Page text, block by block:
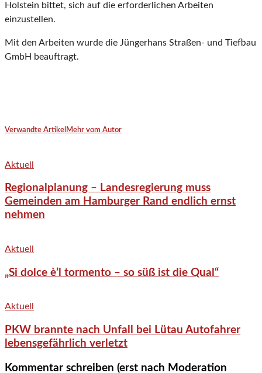
Holstein bittet, sich auf die erforderlichen Arbeiten
einzustellen.
Mit den Arbeiten wurde die Jüngerhans Straßen- und Tiefbau
GmbH beauftragt.
Verwandte Artikel Mehr vom Autor
Aktuell
Regionalplanung – Landesregierung muss
Gemeinden am Hamburger Rand endlich ernst
nehmen
Aktuell
„Si dolce è’l tormento – so süß ist die Qual“
Aktuell
PKW brannte nach Unfall bei Lütau Autofahrer
lebensgefährlich verletzt
Kommentar schreiben (erst nach Moderation